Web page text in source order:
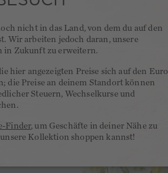
nicht in das Land, von dem du auf den
Wir arbeiten jedoch daran, unsere
in Zukunft zu erweitern.
hier angezeigten Preise sich auf den Euro
die Preise an deinem Standort können
Steuern, Wechselkurse und
Finder, um Geschäfte in deiner Nähe zu
Kollektion shoppen kannst!